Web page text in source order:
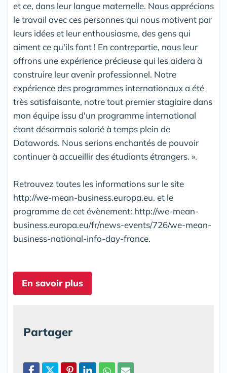
et ce, dans leur langue maternelle. Nous apprécions
le travail avec ces personnes qui nous motivent par
leurs idées et leur enthousiasme, des gens qui
aiment ce qu'ils font ! En contrepartie, nous leur
offrons une expérience précieuse qui les aidera à
construire leur avenir professionnel. Notre
expérience des programmes internationaux a été
très satisfaisante, notre tout premier stagiaire dans
mon équipe issu d'un programme international
étant désormais salarié à temps plein de
Datawords. Nous serions enchantés de pouvoir
continuer à accueillir des étudiants étrangers. ».
Retrouvez toutes les informations sur le site
http://we-mean-business.europa.eu. et le
programme de cet évènement: http://we-mean-
business.europa.eu/fr/news-events/726/we-mean-
business-national-info-day-france.
En savoir plus
Partager